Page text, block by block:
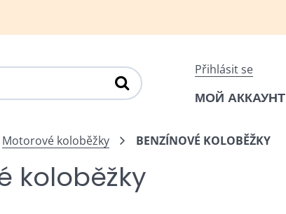
Přihlásit se
МОЙ АККАУНТ
Motorové koloběžky BENZÍNOVÉ KOLOBĚŽKY
koloběžky